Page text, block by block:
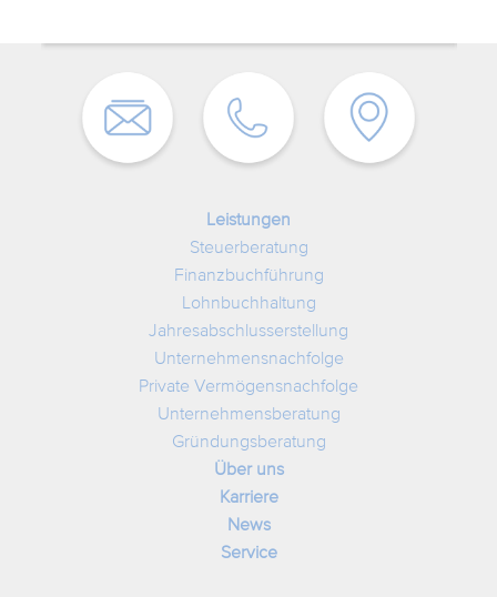
Leistungen
Steuerberatung
Finanzbuchführung
Lohnbuchhaltung
Jahresabschlusserstellung
Unternehmensnachfolge
Private Vermögensnachfolge
Unternehmensberatung
Gründungsberatung
Über uns
Karriere
News
Service